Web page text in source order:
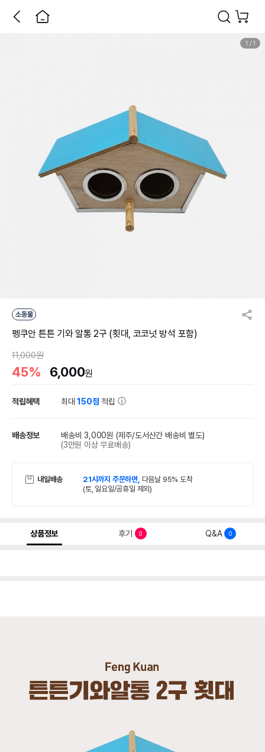
1 / 1
소동물
펭쿠안 튼튼 기와 알통 2구 (횟대, 코코넛 방석 포함)
11,000원
45% 6,000원
적립혜택 최대150점 적립
배송정보 배송비 3,000원 (제주/도서산간 배송비 별도)
(3만원 이상 무료배송)
내일배송 21시까지 주문하면, 다음날 95% 도착
(토, 일요일/공휴일 제외)
상품정보 후기 0 Q&A 0